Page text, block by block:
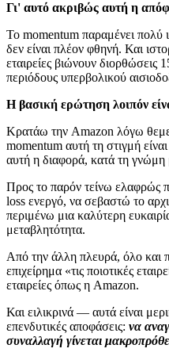
Γι' αυτό ακριβώς αυτή η
Το momentum παραμένει πολύ
δεν είναι πλέον φθηνή. Και
εταιρείες βιώνουν
περιόδους υπερβολικού
Η βασική ερώτηση λοιπόν
Κρατάω την Amazon λόγω
momentum αυτή τη στιγμή
αυτή η διαφορά, κατά τη γνώμη
Προς το παρόν τείνω ελαφρώς
loss ενεργό, να σεβαστώ το
περιμένω μια καλύτερη
μεταβλητότητα.
Από την άλλη πλευρά, όλο και
επιχείρημα «τις ποιοτικές
εταιρείες όπως η Amazon.
Και ειλικρινά — αυτά είναι
επενδυτικές αποφάσεις: να
συναλλαγή γίνεται